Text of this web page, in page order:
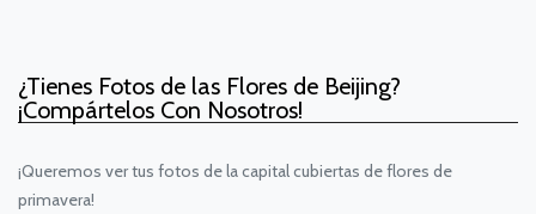
¿Tienes Fotos de las Flores de Beijing?
¡Compártelos Con Nosotros!
¡Queremos ver tus fotos de la capital cubiertas de flores de
primavera!